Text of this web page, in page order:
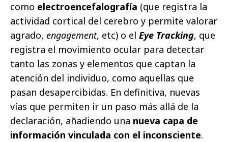
como electroencefalografía (que registra la
actividad cortical del cerebro y permite valorar
agrado, engagement, etc) o el Eye Tracking, que
registra el movimiento ocular para detectar
tanto las zonas y elementos que captan la
atención del individuo, como aquellas que
pasan desapercibidas. En definitiva, nuevas
vías que permiten ir un paso más allá de la
declaración, añadiendo una nueva capa de
información vinculada con el inconsciente.